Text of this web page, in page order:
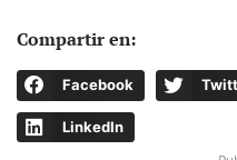
Compartir en:
Facebook
LinkedIn